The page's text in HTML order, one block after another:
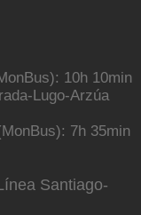
10h 10min
Lugo-Arzúa
7h 35min
Santiago-